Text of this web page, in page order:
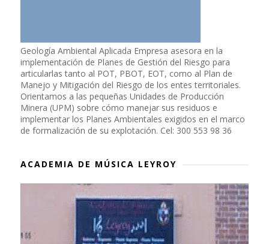
Geología Ambiental Aplicada Empresa asesora en la
implementación de Planes de Gestión del Riesgo para
articularlas tanto al POT, PBOT, EOT, como al Plan de
Manejo y Mitigación del Riesgo de los entes territoriales.
Orientamos a las pequeñas Unidades de Producción
Minera (UPM) sobre cómo manejar sus residuos e
implementar los Planes Ambientales exigidos en el marco
de formalización de su explotación. Cel: 300 553 98 36
ACADEMIA DE MÚSICA LEYROY